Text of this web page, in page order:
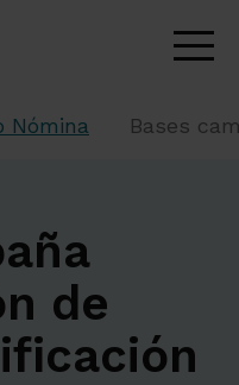
Nómina Bases
de